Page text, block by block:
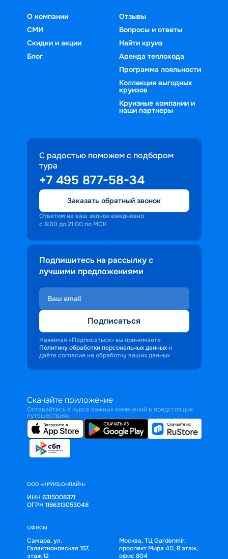
О компании
СМИ
Скидки и акции
Блог
Отзывы
Вопросы и ответы
Найти круиз
Аренда теплохода
Программа лояльности
Коллекция выгодных
круизов
Круизные компании и
наши партнеры
С радостью поможем с подбором
тура
+7 495 877-58-34
Заказать обратный звонок
Ответим на ваш звонок ежедневно
с 8:00 до 21:00 по МСК
Подпишитесь на рассылку с
лучшими предложениями
Подписаться
Нажимая «Подписаться» вы принимаете
Политику обработки персональных данных и
даёте согласие на обработку ваших данных
Скачайте приложение
Оставайтесь в курсе важных изменений в предстоящих
путешествиях
ООО «КРУИЗ.ОНЛАЙН»
ИНН 6315008371
ОГРН 1166313053048
ОФИСЫ
Самара, ул.
Галактионовская 157,
этаж 12
Москва, ТЦ Gardenmir,
проспект Мира 40, 8 этаж,
офис 804